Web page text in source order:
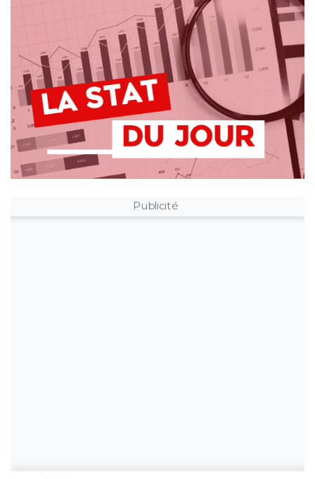
Publicité